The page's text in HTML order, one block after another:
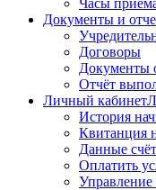
Часы
Документы и
Договоры
Документы
Отчёт
Личный кабинет
История
Квитанция
Данные
Оплатить
Управление